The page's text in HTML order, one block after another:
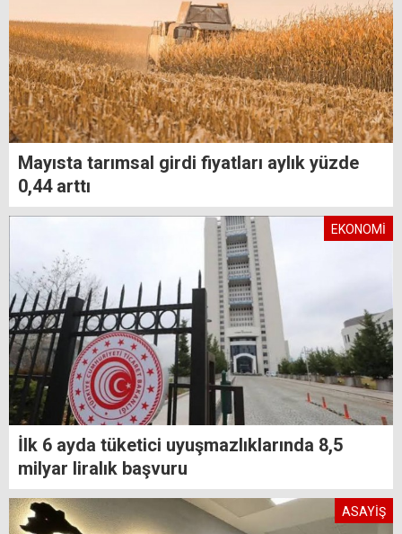
Mayısta tarımsal girdi fiyatları aylık yüzde
0,44 arttı
EKONOMİ
İlk 6 ayda tüketici uyuşmazlıklarında 8,5
milyar liralık başvuru
ASAYİŞ